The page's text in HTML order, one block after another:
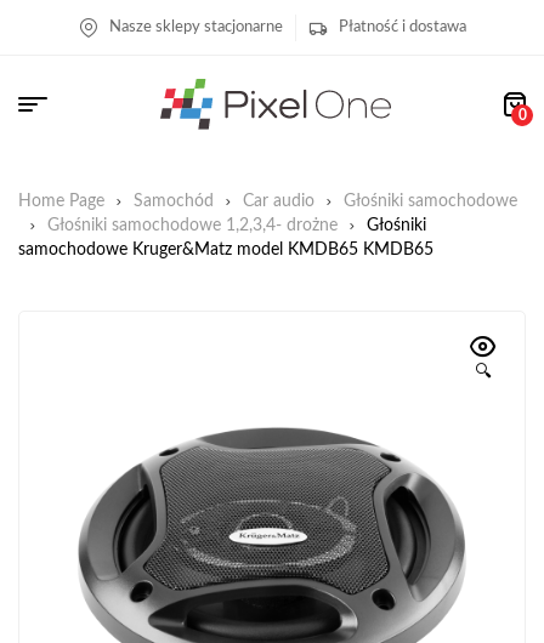
Nasze sklepy stacjonarne Płatność i dostawa
0
Home Page Samochód Car audio
Głośniki samochodowe
Głośniki samochodowe 1,2,3,4- drożne
Głośniki
samochodowe Kruger&Matz model KMDB65 KMDB65
🔍